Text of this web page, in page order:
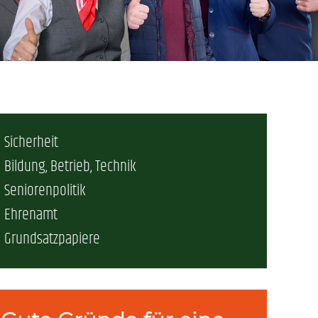
nur Plus (DB AG)
Sicherheit
Bildung, Betrieb, Technik
Seniorenpolitik
Ehrenamt
Grundsatzpapiere